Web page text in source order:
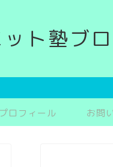
ト塾ブ
プロフィール お問